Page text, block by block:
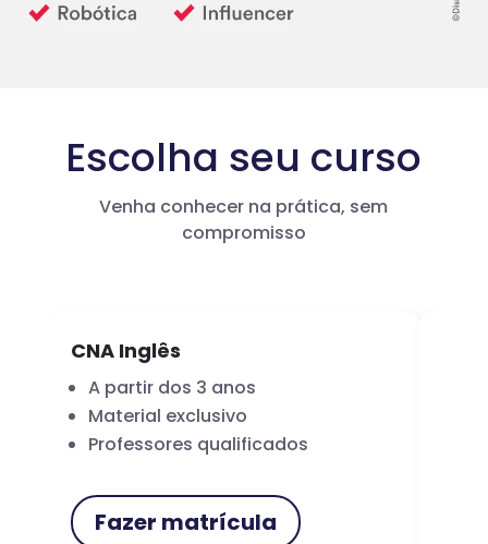
Escolha seu curso
Venha conhecer na prática, sem
compromisso
CNA Inglês
A partir dos 3 anos
Material exclusivo
Professores qualificados
Fazer matrícula